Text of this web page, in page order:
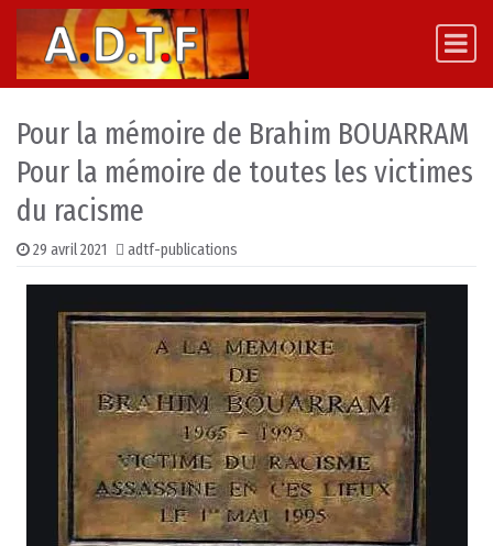
Skip to content
Main Navigation
Pour la mémoire de Brahim BOUARRAM
Pour la mémoire de toutes les victimes
du racisme
29 avril 2021 adtf-publications